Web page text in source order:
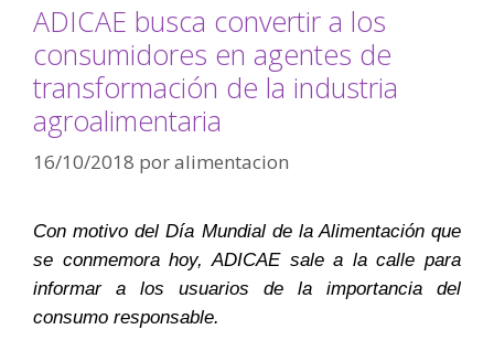
ADICAE busca convertir a los
consumidores en agentes de
transformación de la industria
agroalimentaria
16/10/2018 poralimentacion
Con motivo del Día Mundial de la Alimentación que
se conmemora hoy, ADICAE sale a la calle para
informar a los usuarios de la importancia del
consumo responsable.